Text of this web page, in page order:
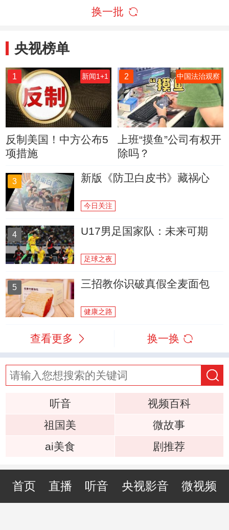
换一批
央视榜单
1 新闻1+1
反制美国！中方公布5
项措施
2 中国法治观察
上班“摸鱼”公司有权开
除吗？
3 新版《防卫白皮书》藏祸心
今日关注
4 U17男足国家队：未来可期
足球之夜
5 三招教你识破真假全麦面包
健康之路
查看更多 换一换
听音
视频百科
祖国美
微故事
ai美食
剧推荐
首页 直播 听音 央视影音 微视频